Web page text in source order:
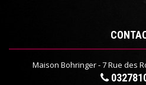
Maison Bohringer - 7 Rue des